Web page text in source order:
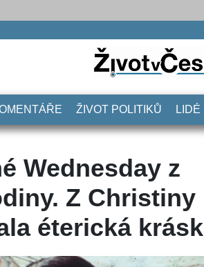
ŽIVOT POLITIKŮ LIDÉ
Wednesday z
Z Christiny
éterická